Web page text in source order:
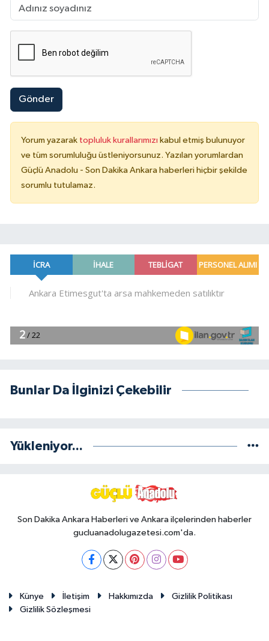
Gönder
Yorum yazarak topluluk kurallarımızı kabul etmiş bulunuyor
ve tüm sorumluluğu üstleniyorsunuz. Yazılan yorumlardan
Güçlü Anadolu - Son Dakika Ankara haberleri hiçbir şekilde
sorumlu tutulamaz.
Bunlar Da İlginizi Çekebilir
Yükleniyor...
Son Dakika Ankara Haberleri ve Ankara ilçelerinden haberler
gucluanadolugazetesi.com'da.
Künye İletişim Hakkımızda
Gizlilik Politikası
Gizlilik Sözleşmesi